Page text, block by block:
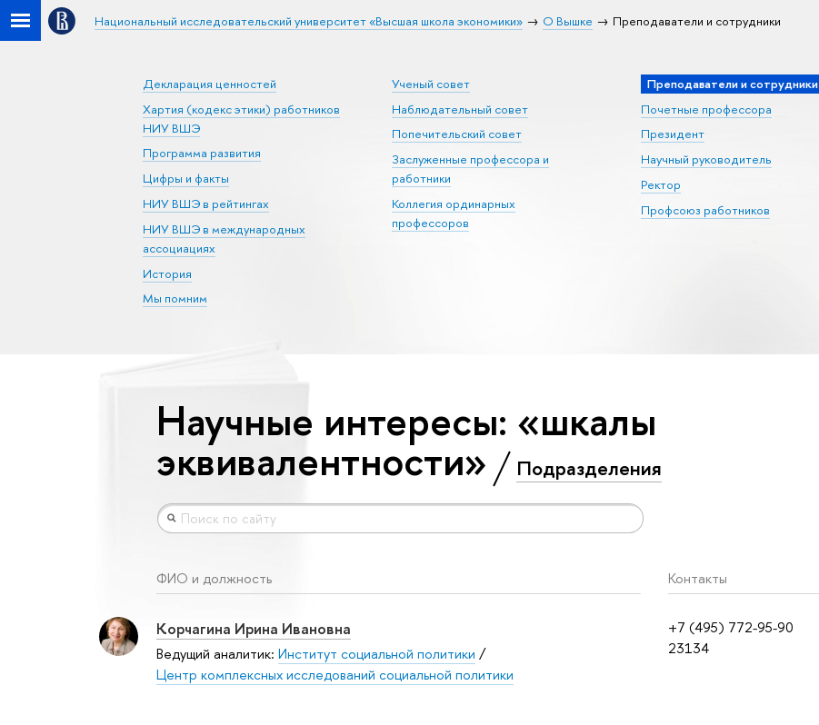
Национальный исследовательский университет «Высшая школа экономики» О Вышке Преподаватели и сотрудники
Декларация ценностей
Хартия (кодекс этики) работников
НИУ ВШЭ
Программа развития
Цифры и факты
НИУ ВШЭ в рейтингах
НИУ ВШЭ в международных
ассоциациях
История
Мы помним
Ученый совет
Наблюдательный совет
Попечительский совет
Заслуженные профессора и
работники
Коллегия ординарных
профессоров
Преподаватели и сотрудники
Почетные профессора
Президент
Научный руководитель
Ректор
Профсоюз работников
Научные интересы: «шкалы
эквивалентности» Подразделения
ФИО и должность Контакты
+7 (495) 772-95-90
23134
Корчагина Ирина Ивановна
Ведущий аналитик: Институт социальной политики /
Центр комплексных исследований социальной политики